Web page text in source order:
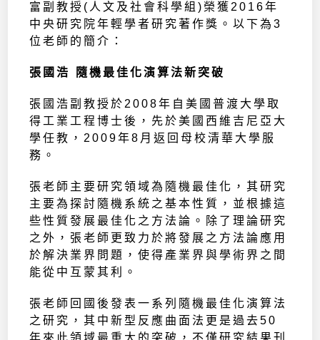
富副教授(人文及社會科學組)榮獲2016年
中央研究院年輕學者研究著作獎。以下為3
位老師的簡介：
張國浩 隨機最佳化演算法新突破
張國浩副教授於2008年自美國普渡大學取
得工業工程博士後，先於美國西維吉尼亞大
學任教，2009年8月返回母校清華大學服
務。
張老師主要研究領域為隨機最佳化，其研究
主要為探討隨機系統之基本性質，並根據這
些性質發展最佳化之方法論。除了理論研究
之外，張老師更致力於將發展之方法論應用
於解決業界問題，使得產業界與學術界之間
能從中互蒙其利。
張老師回國後發表一系列隨機最佳化演算法
之研究，其中新型反應曲面法更是過去50